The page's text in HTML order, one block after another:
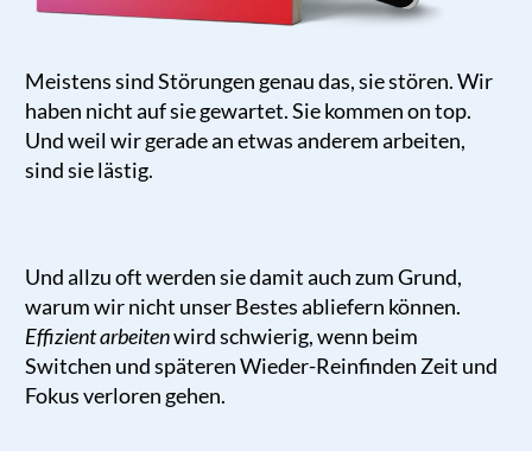
Meistens sind Störungen genau das, sie stören. Wir
haben nicht auf sie gewartet. Sie kommen on top.
Und weil wir gerade an etwas anderem arbeiten,
sind sie lästig.
Und allzu oft werden sie damit auch zum Grund,
warum wir nicht unser Bestes abliefern können.
Effizient arbeitenwird schwierig, wenn beim
Switchen und späteren Wieder-Reinfinden Zeit und
Fokus verloren gehen.